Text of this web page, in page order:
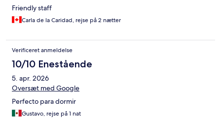
Friendly staff
Carla de la Caridad, rejse på 2 nætter
Verificeret anmeldelse
10/10 Enestående
5. apr. 2026
Oversæt med Google
Perfecto para dormir
Gustavo, rejse på 1 nat